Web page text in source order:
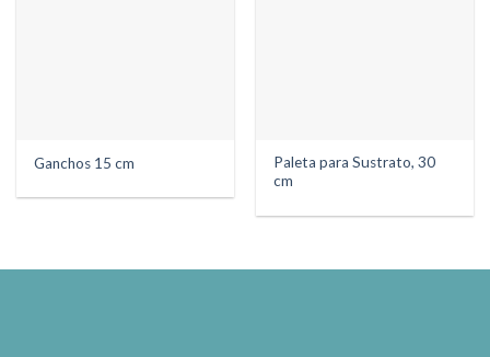
Ganchos 15 cm
Paleta para Sustrato, 30
cm